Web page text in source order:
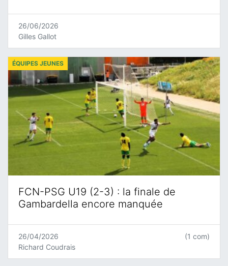
26/06/2026
Gilles Gallot
FCN-PSG U19 (2-3) : la finale de
Gambardella encore manquée
ÉQUIPES JEUNES
26/04/2026
Richard Coudrais
(1 com)